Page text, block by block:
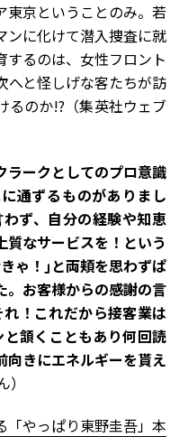
東京ということのみ。若
ンに化けて潜入捜査に就
するのは、女性フロント
へと怪しげな客たちが訪
るのか!?（集英社ウェブ
ラークとしてのプロ意識
通ずるものがありまし
ず、自分の経験や知恵
質なサービスを！という
ゃ！｣と両頬を思わずぱ
。お客様からの感謝の言
！これだから接客業は
頷くこともあり何回読
向きにエネルギーを貰え
「やっぱり東野圭吾」本